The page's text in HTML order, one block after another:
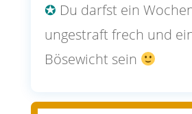
✪ Du darfst ein
ungestraft frech und
Bösewicht sein